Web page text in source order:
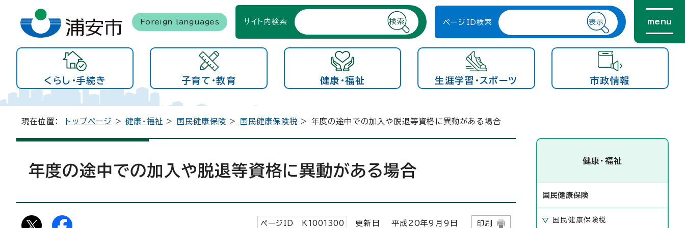
Foreign languages サイト内検索 ページID検索 menu
くらし・手続き 子育て・教育 健康・福祉 生涯学習・スポーツ 市政情報
現在位置： トップページ >健康・福祉 > 国民健康保険 > 国民健康保険税 > 年度の途中での加入や脱退等資格に異動がある場合
年度の途中での加入や脱退等資格に異動がある場合
ページID K 1001300 更新日 平成 20年9月9日 印刷
健康・福祉
国民健康保険
国民健康保険税